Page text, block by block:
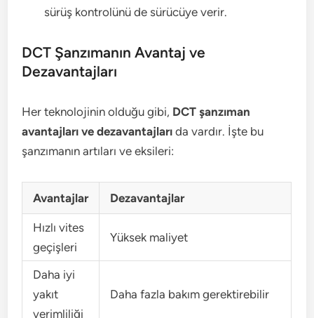
sürüş kontrolünü de sürücüye verir.
DCT Şanzımanın Avantaj ve
Dezavantajları
Her teknolojinin olduğu gibi, DCT şanzıman
avantajları ve dezavantajları da vardır. İşte bu
şanzımanın artıları ve eksileri:
Avantajlar Dezavantajlar
Hızlı vites
geçişleri
Yüksek maliyet
Daha iyi
yakıt
verimliliği
Daha fazla bakım gerektirebilir